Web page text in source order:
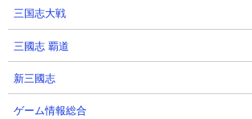
●獄炎鬼にゃんまには本能玉何つけ
三国志大戦
三國志 覇道
新三國志
ゲーム情報総合